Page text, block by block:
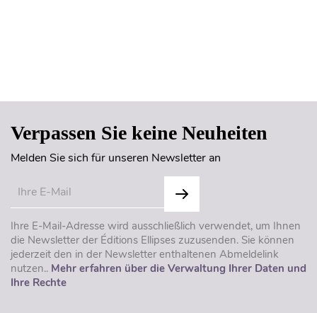
Verpassen Sie keine Neuheiten
Melden Sie sich für unseren Newsletter an
Ihre E-Mail-Adresse wird ausschließlich verwendet, um Ihnen
die Newsletter der Éditions Ellipses zuzusenden. Sie können
jederzeit den in der Newsletter enthaltenen Abmeldelink
nutzen.. Mehr erfahren über die Verwaltung Ihrer Daten und
Ihre Rechte